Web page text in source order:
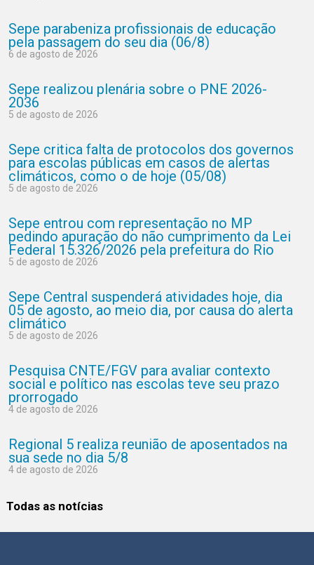
Sepe parabeniza profissionais de educação
pela passagem do seu dia (06/8)
6 de agosto de 2026
Sepe realizou plenária sobre o PNE 2026-
2036
5 de agosto de 2026
Sepe critica falta de protocolos dos governos
para escolas públicas em casos de alertas
climáticos, como o de hoje (05/08)
5 de agosto de 2026
Sepe entrou com representação no MP
pedindo apuração do não cumprimento da Lei
Federal 15.326/2026 pela prefeitura do Rio
5 de agosto de 2026
Sepe Central suspenderá atividades hoje, dia
05 de agosto, ao meio dia, por causa do alerta
climático
5 de agosto de 2026
Pesquisa CNTE/FGV para avaliar contexto
social e político nas escolas teve seu prazo
prorrogado
4 de agosto de 2026
Regional 5 realiza reunião de aposentados na
sua sede no dia 5/8
4 de agosto de 2026
Todas as notícias